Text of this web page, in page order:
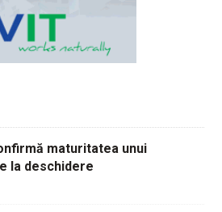
maturitatea unui
la deschidere